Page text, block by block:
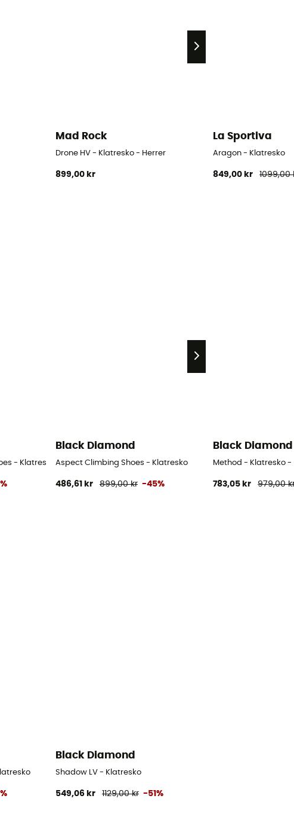
Mad Rock
Drone HV - Klatresko - Herrer
899,00 kr
La Sportiva
Aragon - Klatresko
849,00 kr 1099,00
- Klatresko Herrer
Black Diamond
Aspect Climbing Shoes - Klatresko
486,61 kr 899,00 kr -45%
Black Diamond
Method - Klatresko -
783,05 kr 979,00
Black Diamond
Shadow LV - Klatresko
549,06 kr 1129,00 kr -51%